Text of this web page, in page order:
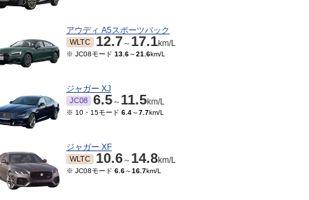
アウディ A5スポーツバック
WLTC 12.7～ 17.1km/L
※ JC08モード 13.6～21.6km/L
ジャガー XJ
JC08 6.5～ 11.5km/L
※ 10・15モード 6.4～7.7km/L
ジャガー XF
WLTC 10.6～ 14.8km/L
※ JC08モード 6.6～16.7km/L